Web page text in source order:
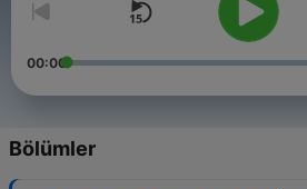
00:00
Bölümler